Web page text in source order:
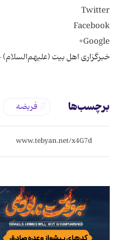
خبرگزاری اهل بیت (علیهم‌السلام)
برچسب‌ها فریضه